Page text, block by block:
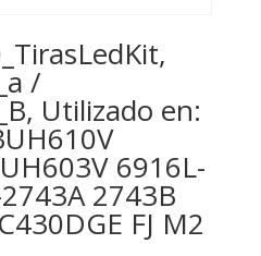
/
Utilizado en:
6916L-
2743B
FJ M2